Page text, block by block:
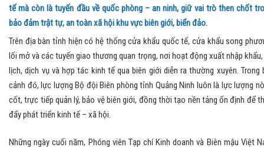
tế mà còn là tuyến đầu về quốc phòng – an ninh, giữ vai trò then chốt
bảo đảm trật tự, an toàn xã hội khu vực biên giới, biển đảo.
Trên địa bàn tỉnh hiện có hệ thống cửa khẩu quốc tế, cửa khẩu song
lối mở và các tuyến giao thương quan trọng, nơi hoạt động xuất nhập
lịch, dịch vụ và hợp tác kinh tế qua biên giới diễn ra thường xuyên. Trong
cảnh đó, lực lượng Bộ đội Biên phòng tỉnh Quảng Ninh luôn là lực lượng
cốt, trực tiếp quản lý, bảo vệ biên giới, đồng thời tạo nền tảng ổn định để
đẩy phát triển kinh tế – xã hội.
Những ngày cuối năm, Phóng viên Tạp chí Kinh doanh và Biên mậu Việt